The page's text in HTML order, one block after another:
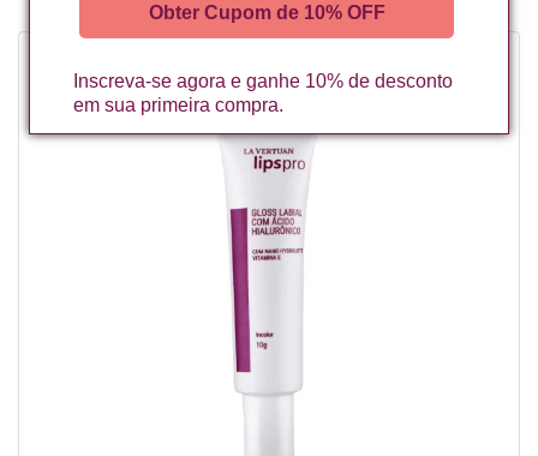
Obter Cupom de 10% OFF
Inscreva-se agora e ganhe 10% de desconto
em sua primeira compra.